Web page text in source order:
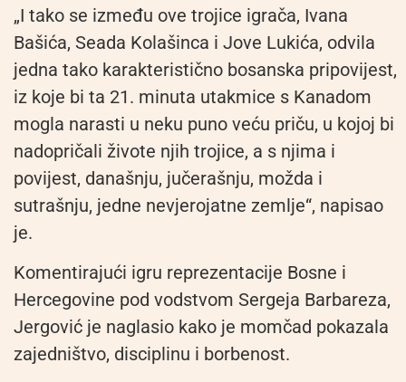
„I tako se između ove trojice igrača, Ivana
Bašića, Seada Kolašinca i Jove Lukića, odvila
jedna tako karakteristično bosanska pripovijest,
iz koje bi ta 21. minuta utakmice s Kanadom
mogla narasti u neku puno veću priču, u kojoj bi
nadopričali živote njih trojice, a s njima i
povijest, današnju, jučerašnju, možda i
sutrašnju, jedne nevjerojatne zemlje“, napisao
je.
Komentirajući igru reprezentacije Bosne i
Hercegovine pod vodstvom Sergeja Barbareza,
Jergović je naglasio kako je momčad pokazala
zajedništvo, disciplinu i borbenost.